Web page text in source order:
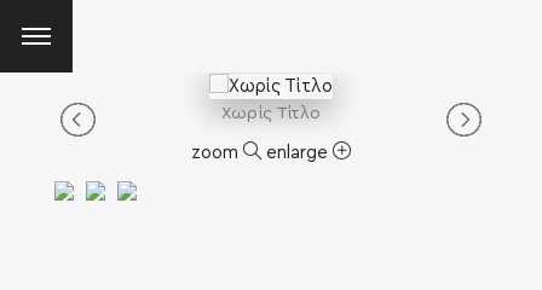
Χωρίς Τίτλο
zoom enlarge